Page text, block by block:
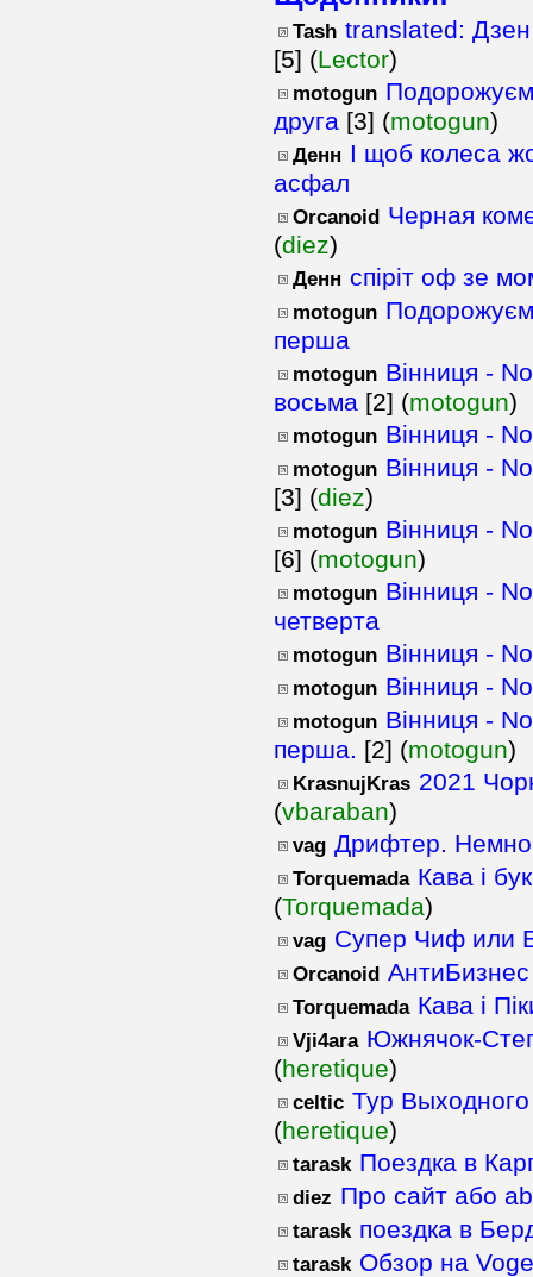
Tash translated: Дзен
[5] (Lector)
motogun
друга [3] (motogun)
Денн І щоб колеса
асфал
Orcanoid Черная
(diez)
Денн спіріт оф зе
motogun
перша
motogun Вінниця -
восьма [2] (motogun)
motogun Вінниця -
motogun Вінниця -
[3] (diez)
motogun Вінниця -
[6] (motogun)
motogun Вінниця -
четверта
motogun Вінниця -
motogun Вінниця -
motogun Вінниця -
перша. [2] (motogun)
KrasnujKras 2021
(vbaraban)
vag Дрифтер.
Torquemada Кава і
(Torquemada)
vag Супер Чиф или
Orcanoid
Torquemada Кава і
Vji4ara Южнячок-
(heretique)
celtic Тур
(heretique)
tarask Поездка в
diez Про сайт або
tarask поездка в
tarask Обзор на